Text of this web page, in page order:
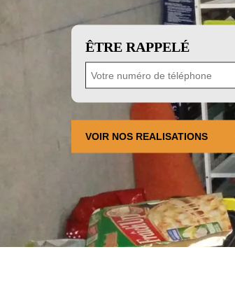
ÊTRE RAPPELÉ
VOIR NOS REALISATIONS